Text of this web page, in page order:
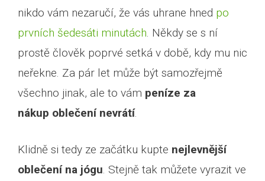
nikdo vám nezaručí, že vás uhrane hned po
prvních šedesáti minutách . Někdy se s ní
prostě člověk poprvé setká v době, kdy mu nic
neřekne. Za pár let může být samozřejmě
všechno jinak, ale to vám peníze za
nákup oblečení nevrátí.
Klidně si tedy ze začátku kupte nejlevnější
oblečení na jógu. Stejně tak můžete vyrazit ve